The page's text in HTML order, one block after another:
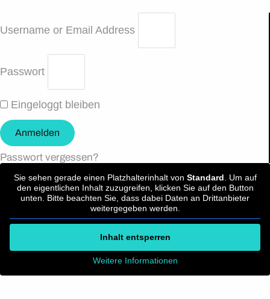
Username or Email Address
Passwort
Eingeloggt bleiben
Anmelden
Passwort vergessen?
Sie sehen gerade einen Platzhalterinhalt von Standard . Um auf
den eigentlichen Inhalt zuzugreifen, klicken Sie auf den Button
unten. Bitte beachten Sie, dass dabei Daten an Drittanbieter
weitergegeben werden.
Inhalt entsperren
Weitere Informationen